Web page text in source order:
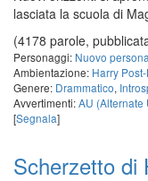
lasciata la scuola di
(4178 parole,
Personaggi: Nuovo
Ambientazione: Harry
Genere: Drammatico,
Avvertimenti:AU (Alternate
[Segnala]
Scherzetto di